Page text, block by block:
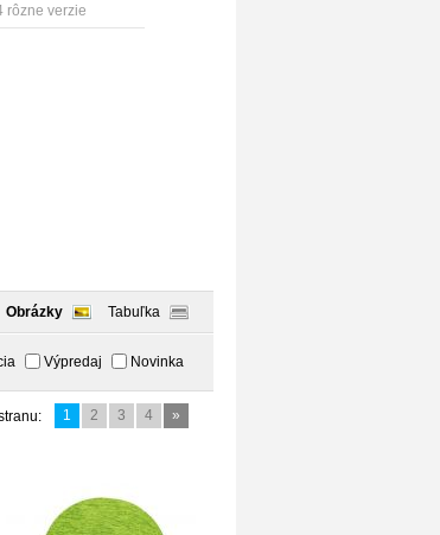
rôzne verzie
Obrázky Tabuľka
Výpredaj Novinka
1 2 3 4 »